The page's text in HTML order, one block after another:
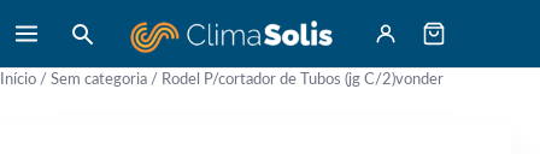
Início / Sem categoria / Rodel P/cortador de Tubos (jg C/2)vonder